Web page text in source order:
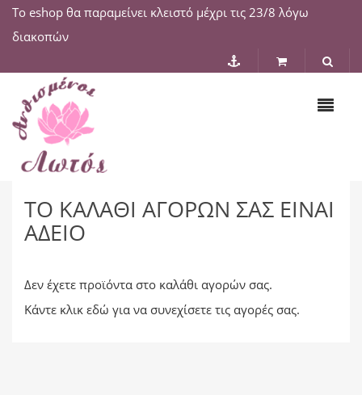
Το eshop θα παραμείνει κλειστό μέχρι τις 23/8 λόγω
διακοπών
ΤΟ ΚΑΛΆΘΙ ΑΓΟΡΏΝ ΣΑΣ ΕΊΝΑΙ
ΆΔΕΙΟ
Δεν έχετε προϊόντα στο καλάθι αγορών σας.
Κάντε κλικ εδώ για να συνεχίσετε τις αγορές σας.